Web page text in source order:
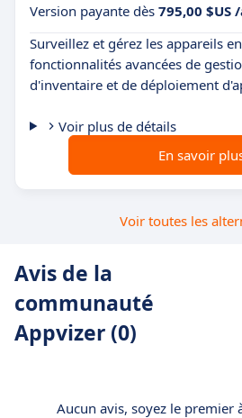
Version payante dès 795,00 $US
Surveillez et gérez les appareils
fonctionnalités avancées de
d'inventaire et de déploiement
Voir plus de détails
En savoir
Voir toutes les
Avis de la
communauté
Appvizer (0)
Aucun avis, soyez le premier